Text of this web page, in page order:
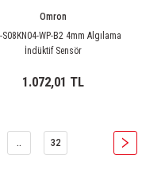
Omron
S08KN04-WP-B2 4mm Algılama
İndüktif Sensör
1.072,01 TL
.. 32